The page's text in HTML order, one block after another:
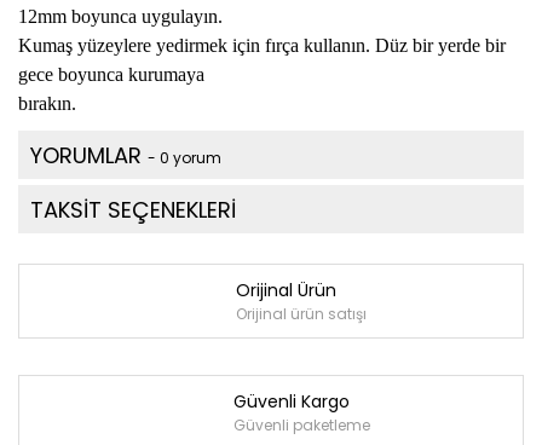
12mm boyunca uygulayın.
Kumaş yüzeylere yedirmek için fırça kullanın. Düz bir yerde bir
gece boyunca kurumaya
bırakın.
YORUMLAR - 0 yorum
TAKSİT SEÇENEKLERİ
Orijinal Ürün
Orijinal ürün satışı
Güvenli Kargo
Güvenli paketleme